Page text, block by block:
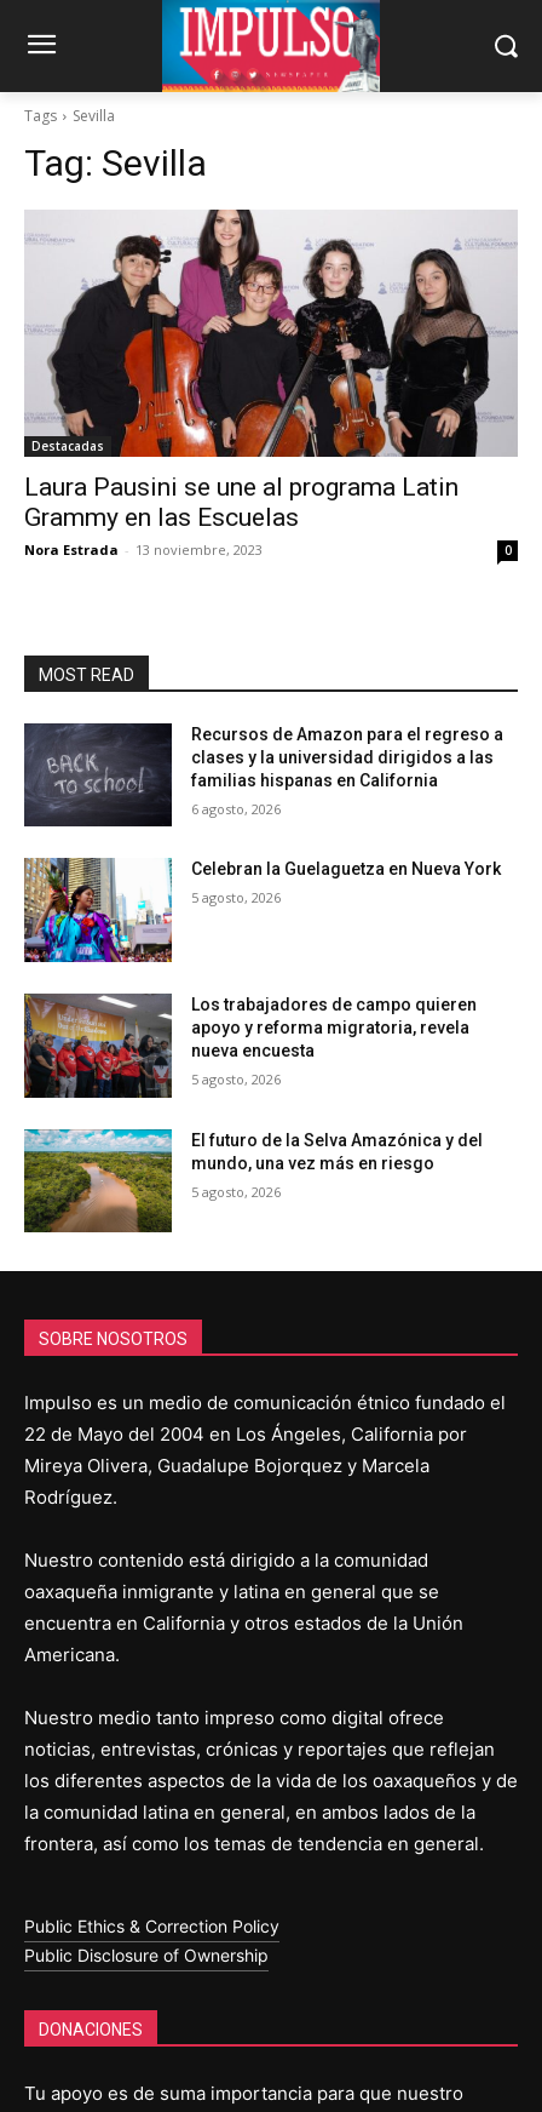
Tags Sevilla
Tag: Sevilla
Destacadas
Laura Pausini se une al programa Latin
Grammy en las Escuelas
Nora Estrada - 13 noviembre, 2023 0
MOST READ
Recursos de Amazon para el regreso a
clases y la universidad dirigidos a las
familias hispanas en California
6 agosto, 2026
Celebran la Guelaguetza en Nueva York
5 agosto, 2026
Los trabajadores de campo quieren
apoyo y reforma migratoria, revela
nueva encuesta
5 agosto, 2026
El futuro de la Selva Amazónica y del
mundo, una vez más en riesgo
5 agosto, 2026
SOBRE NOSOTROS
Impulso es un medio de comunicación étnico fundado el
22 de Mayo del 2004 en Los Ángeles, California por
Mireya Olivera, Guadalupe Bojorquez y Marcela
Rodríguez.
Nuestro contenido está dirigido a la comunidad
oaxaqueña inmigrante y latina en general que se
encuentra en California y otros estados de la Unión
Americana.
Nuestro medio tanto impreso como digital ofrece
noticias, entrevistas, crónicas y reportajes que reflejan
los diferentes aspectos de la vida de los oaxaqueños y de
la comunidad latina en general, en ambos lados de la
frontera, así como los temas de tendencia en general.
Public Ethics & Correction Policy
Public Disclosure of Ownership
DONACIONES
Tu apoyo es de suma importancia para que nuestro